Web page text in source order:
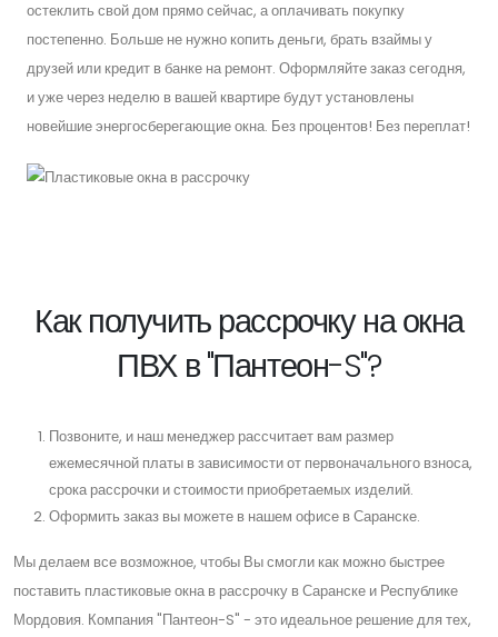
остеклить свой дом прямо сейчас, а оплачивать покупку
постепенно. Больше не нужно копить деньги, брать взаймы у
друзей или кредит в банке на ремонт. Оформляйте заказ сегодня,
и уже через неделю в вашей квартире будут установлены
новейшие энергосберегающие окна. Без процентов! Без переплат!
Как получить рассрочку на окна
ПВХ в "Пантеон-S"?
Позвоните, и наш менеджер рассчитает вам размер
ежемесячной платы в зависимости от первоначального взноса,
срока рассрочки и стоимости приобретаемых изделий.
Оформить заказ вы можете в нашем офисе в Саранске.
Мы делаем все возможное, чтобы Вы смогли как можно быстрее
поставить пластиковые окна в рассрочку в Саранске и Республике
Мордовия. Компания "Пантеон-S" - это идеальное решение для тех,